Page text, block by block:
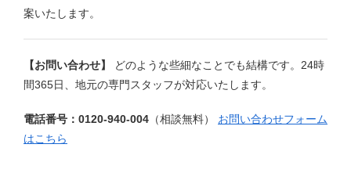
案いたします。
【お問い合わせ】
どのような些細なことでも結構です。24時
間365日、地元の専門スタッフが対応いたします。
電話番号：0120-940-004 （相談無料） お問い合わせフォーム
はこちら